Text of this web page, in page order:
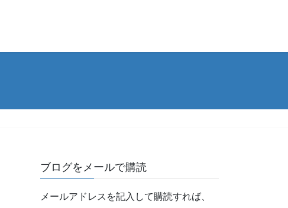
ブログをメールで購読
メールアドレスを記入して購読すれば、